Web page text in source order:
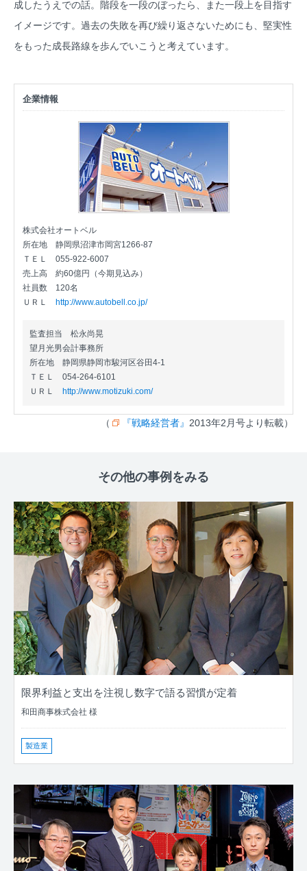
成したうえでの話。階段を一段のぼったら、また一段上を目指す
イメージです。過去の失敗を再び繰り返さないためにも、堅実性
をもった成長路線を歩んでいこうと考えています。
企業情報
株式会社オートベル
所在地
静岡県沼津市岡宮1266-87
ＴＥＬ
055-922-6007
売上高
約60億円（今期見込み）
社員数
120名
ＵＲＬ
http://www.autobell.co.jp/
監査担当 松永尚晃
望月光男会計事務所
所在地
静岡県静岡市駿河区谷田4-1
ＴＥＬ
054-264-6101
ＵＲＬ
http://www.motizuki.com/
（ 『戦略経営者』 2013年2月号より転載）
その他の事例をみる
限界利益と支出を注視し数字で語る習慣が定着
和田商事株式会社 様
製造業